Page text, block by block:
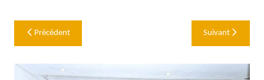
Navigation
de
l’article
Précédent Suivant